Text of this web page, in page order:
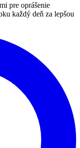
pre oprášenie
každý deň za lepšou